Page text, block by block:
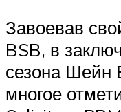
Завоевав
BSB, в
сезона Шейн
многое